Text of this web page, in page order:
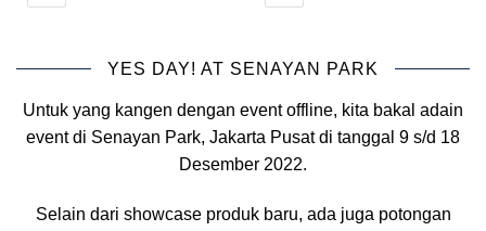
YES DAY! AT SENAYAN PARK
Untuk yang kangen dengan event offline, kita bakal adain
event di Senayan Park, Jakarta Pusat di tanggal 9 s/d 18
Desember 2022.
Selain dari showcase produk baru, ada juga potongan